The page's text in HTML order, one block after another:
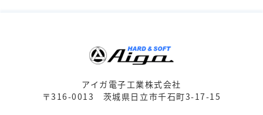
アイガ電子工業株式会社
〒316-0013 茨城県日立市千石町3-17-15